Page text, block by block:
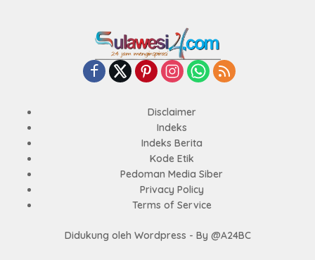
Disclaimer
Indeks
Indeks Berita
Kode Etik
Pedoman Media Siber
Privacy Policy
Terms of Service
Didukung oleh Wordpress - By @A24BC